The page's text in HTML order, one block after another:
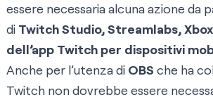
essere necessaria alcuna azione da
di Twitch Studio, Streamlabs,
dell’app Twitch per dispositivi
Anche per l’utenza di OBS che ha
Twitch non dovrebbe essere